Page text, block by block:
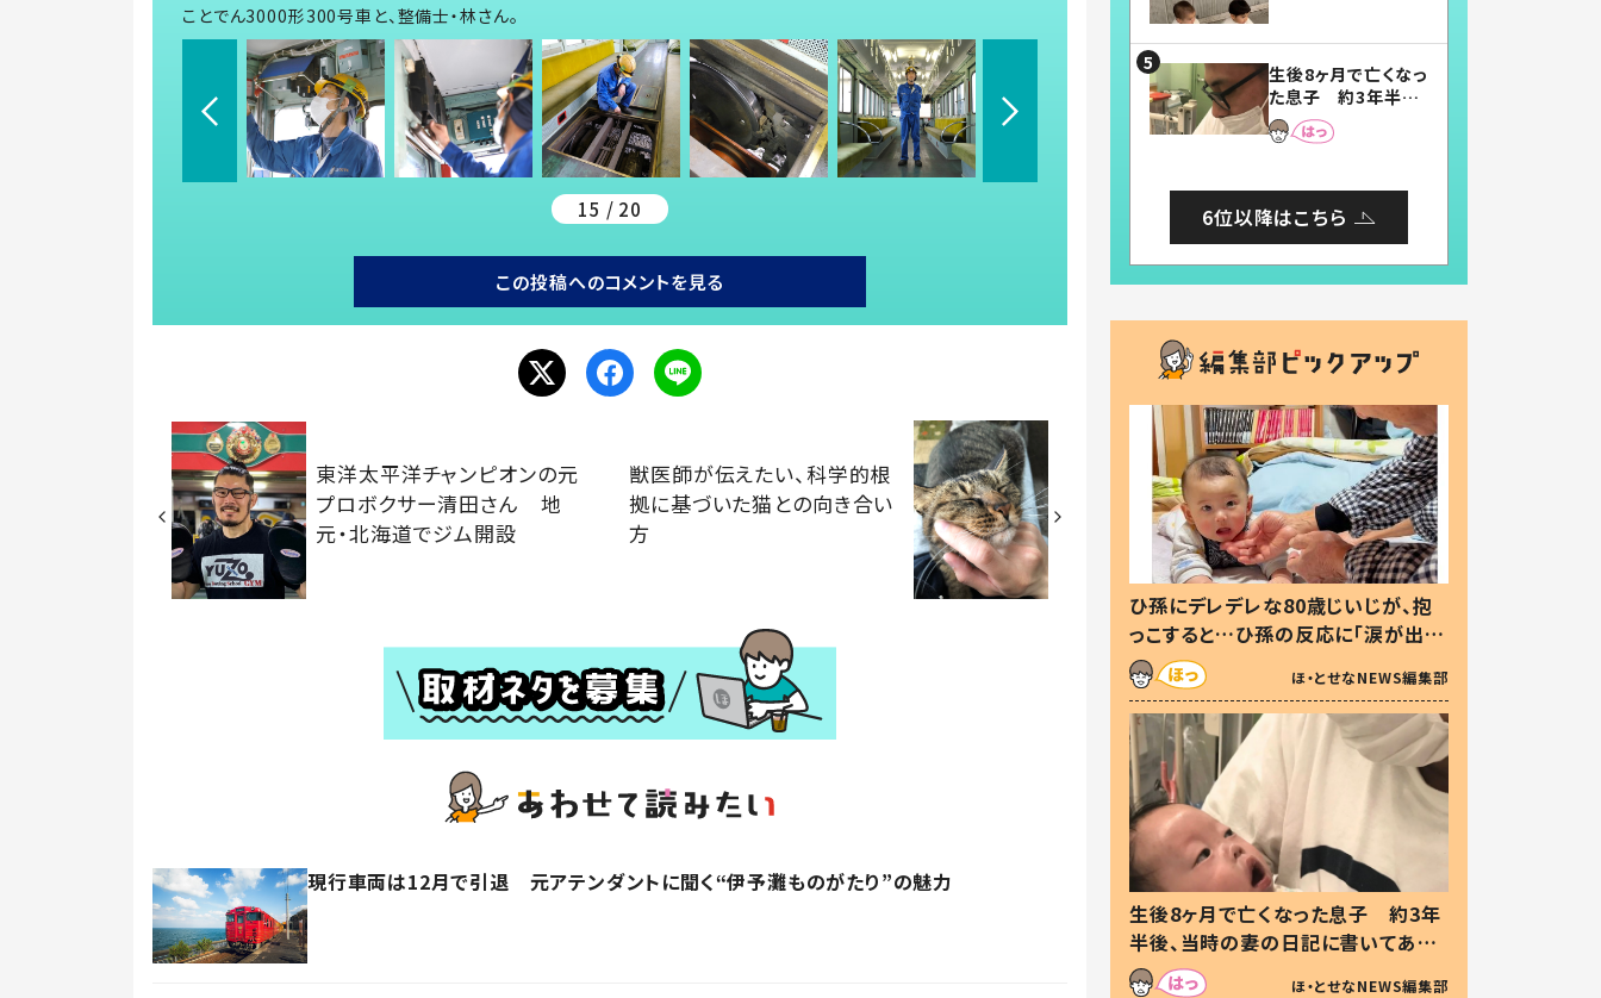
ことでん3000形300号車と、整備士・林さん。
15 / 20
この投稿へのコメントを見る
東洋太平洋チャンピオンの元
プロボクサー清田さん 地
元・北海道でジム開設
獣医師が伝えたい、科学的根
拠に基づいた猫との向き合い
方
現行車両は12月で引退 元アテンダントに聞く“伊予灘ものがたり”の魅力
まらない」「幸せにな
れる」
生後8ヶ月で亡くなっ
た息子 約3年半
後、当時の妻の日記
に書いてあった本音
6位以降はこちら
ひ孫にデレデレな80歳じいじが、抱
っこすると…ひ孫の反応に「涙が出ま
した」「可愛くて仕方ない」
ほ・とせなNEWS編集部
生後8ヶ月で亡くなった息子 約3年
半後、当時の妻の日記に書いてあっ
た本音とは
ほ・とせなNEWS編集部